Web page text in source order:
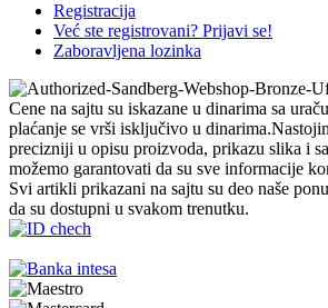
Registracija
Već ste registrovani? Prijavi se!
Zaboravljena lozinka
Cene na sajtu su iskazane u dinarima sa
plaćanje se vrši isključivo u
precizniji u opisu proizvoda, prikazu slika i
možemo garantovati da su sve informacije
Svi artikli prikazani na sajtu su deo naše
da su dostupni u svakom trenutku.